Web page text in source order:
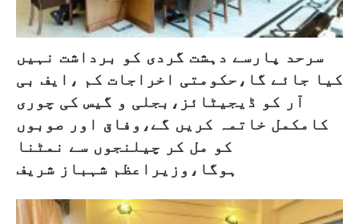
سرحد پارسے دہشت گردی کو برداشت نہیں
کیا جائے گا،حکومتی اخراجات کم ،ایف بی
آر کو ڈیجیٹائز،بجلی و گیس کی چوری
کامکمل خاتمہ کریں گے،وفاق اور صوبوں
کو مل کر چیلنجوں سے نمٹنا
ہوگا،وزیراعظم شہباز شریف